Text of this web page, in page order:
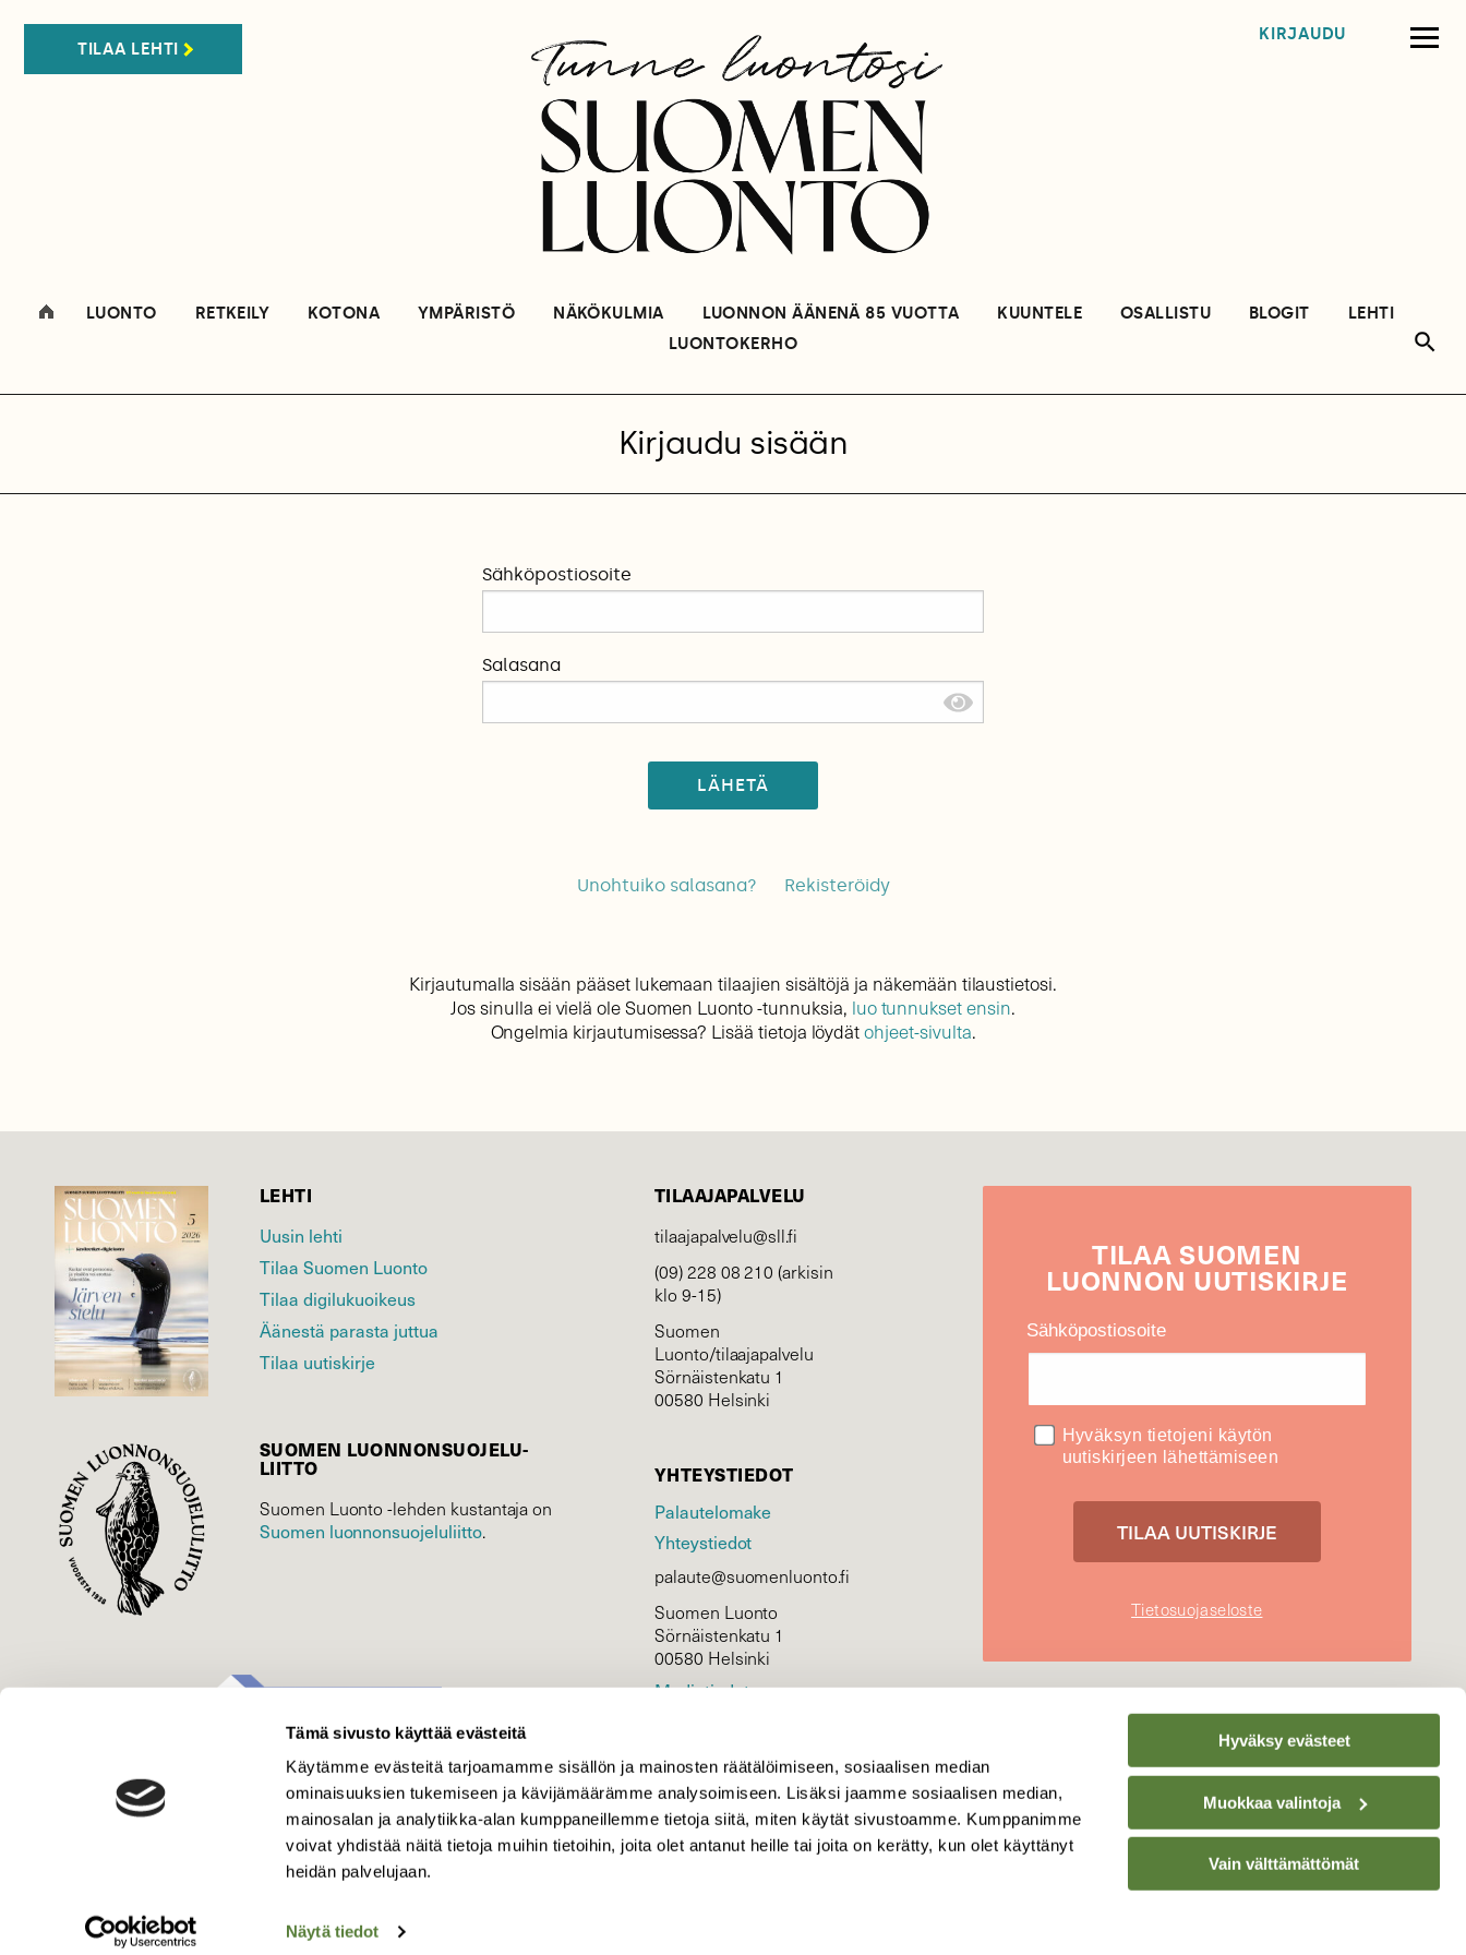
Tämä sivusto käyttää evästeitä
Käytämme evästeitä tarjoamamme sisällön ja mainosten räätälöimiseen, sosiaalisen median
ominaisuuksien tukemiseen ja kävijämäärämme analysoimiseen. Lisäksi jaamme sosiaalisen median,
mainosalan ja analytiikka-alan kumppaneillemme tietoja siitä, miten käytät sivustoamme. Kumppanimme
voivat yhdistää näitä tietoja muihin tietoihin, joita olet antanut heille tai joita on kerätty, kun olet käyttänyt
heidän palvelujaan.
Näytä tiedot
Hyväksy evästeet
Muokkaa valintoja
Vain välttämättömät
TILAA LEHTI
KIRJAUDU
LUONTO RETKEILY KOTONA YMPÄRISTÖ NÄKÖKULMIA LUONNON ÄÄNENÄ 85 VUOTTA KUUNTELE OSALLISTU BLOGIT
LEHTI
LUONTOKERHO
Kirjaudu sisään
Sähköpostiosoite
Salasana
LÄHETÄ
Unohtuiko salasana? Rekisteröidy
Kirjautumalla sisään pääset lukemaan tilaajien sisältöjä ja näkemään tilaustietosi.
Jos sinulla ei vielä ole Suomen Luonto -tunnuksia, luo tunnukset ensin.
Ongelmia kirjautumisessa? Lisää tietoja löydätohjeet-sivulta.
LEHTI
Uusin lehti
Tilaa Suomen Luonto
Tilaa digilukuoikeus
Äänestä parasta juttua
Tilaa uutiskirje
SUOMEN LUONNON­SUOJELU­
LIITTO
Suomen Luonto -lehden kustantaja on
Suomen luonnonsuojelu­liitto.
TILAAJAPALVELU
tilaajapalvelu@sll.fi
(09) 228 08 210 (arkisin
klo 9-15)
Suomen
Luonto/tilaajapalvelu
Sörnäistenkatu 1
00580 Helsinki
YHTEYSTIEDOT
Palautelomake
Yhteystiedot
palaute@suomenluonto.fi
Suomen Luonto
Sörnäistenkatu 1
00580 Helsinki
Mediatiedot
KIRJAUDU
TILAASUOMEN
LUONNON UUTIS­KIRJE
Sähköpostiosoite
Hyväksyn tietojeni käytön
uutiskirjeen lähettämiseen
Tietosuojaseloste